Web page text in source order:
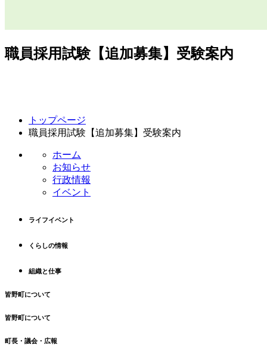
職員採用試験【追加募集】受験案内
トップページ
職員採用試験【追加募集】受験案内
ホーム
お知らせ
行政情報
イベント
ライフイベント
くらしの情報
組織と仕事
皆野町について
皆野町について
町長・議会・広報